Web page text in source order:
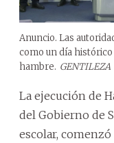
Anuncio. Las
como un día
hambre. GENTILEZA
La ejecución de
del Gobierno de
escolar, comenzó